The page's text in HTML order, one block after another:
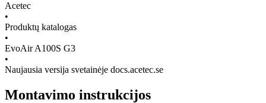
Acetec
•
Produktų katalogas
•
EvoAir A100S G3
•
Naujausia versija svetainėje docs.acetec.se
Montavimo instrukcijos